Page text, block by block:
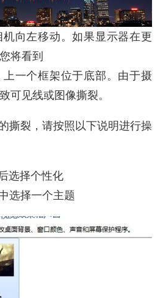
向左移动。如果显示器在更
将看到
一个框架位于底部。由于摄
可见线或图像撕裂。
撕裂，请按照以下说明进行操
选择个性化
选择一个主题